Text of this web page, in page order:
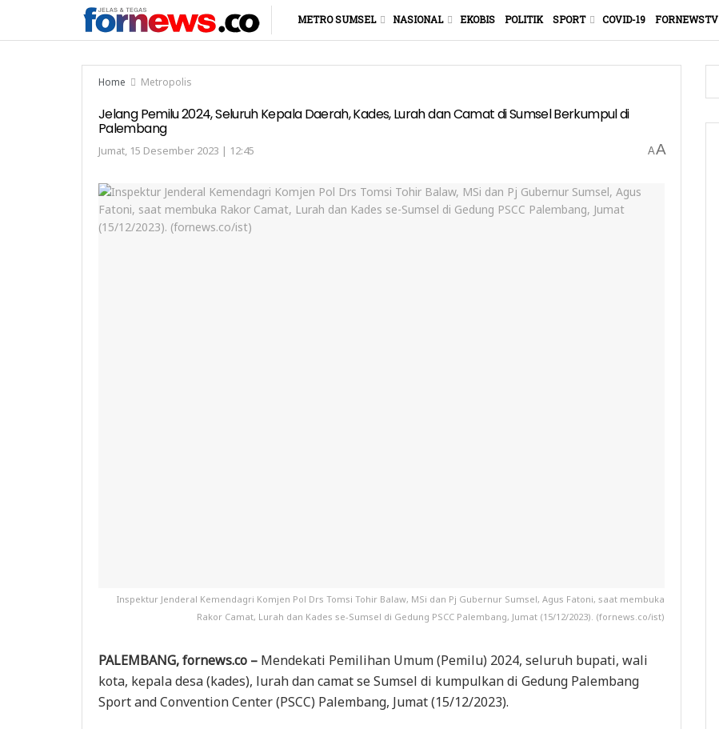
METRO SUMSEL NASIONAL EKOBIS POLITIK SPORT COVID-19 FORNEWSTV
Home Metropolis
Jelang Pemilu 2024, Seluruh Kepala Daerah, Kades, Lurah dan Camat di Sumsel Berkumpul di
Palembang
Jumat, 15 Desember 2023 | 12:45 AA
Inspektur Jenderal Kemendagri Komjen Pol Drs Tomsi Tohir Balaw, MSi dan Pj Gubernur Sumsel, Agus Fatoni, saat membuka
Rakor Camat, Lurah dan Kades se-Sumsel di Gedung PSCC Palembang, Jumat (15/12/2023). (fornews.co/ist)
PALEMBANG, fornews.co – Mendekati Pemilihan Umum (Pemilu) 2024, seluruh bupati, wali
kota, kepala desa (kades), lurah dan camat se Sumsel di kumpulkan di Gedung Palembang
Sport and Convention Center (PSCC) Palembang, Jumat (15/12/2023).